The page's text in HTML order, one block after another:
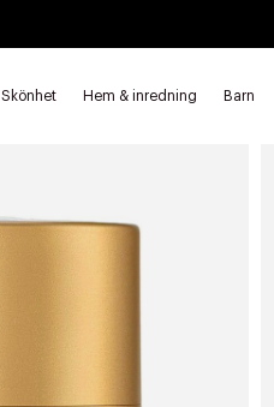
Skönhet Hem & inredning Barn
Parfym och dofter Deodorant